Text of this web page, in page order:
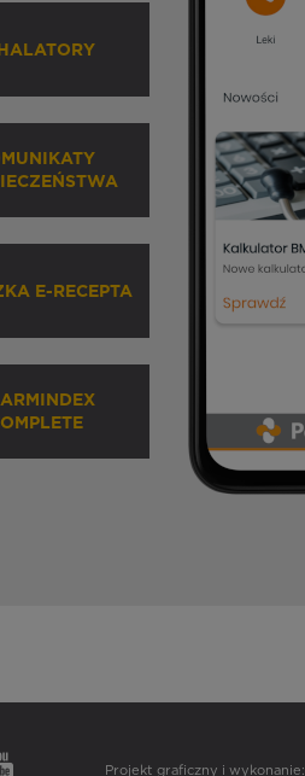
E-RECEPTA
Projekt graficzny i wykonanie: